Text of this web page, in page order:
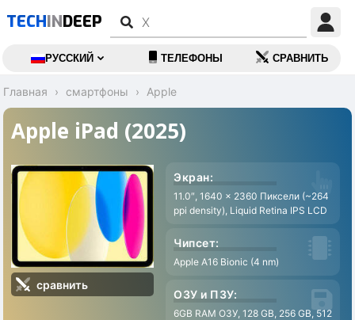
TECHINDEEP
РУССКИЙ ТЕЛЕФОНЫ СРАВНИТЬ
Главная смартфоны Apple
Apple iPad (2025)
сравнить
Экран:
11.0″, 1640 x 2360 Пиксели (~264
ppi density), Liquid Retina IPS LCD
Чипсет:
Apple A16 Bionic (4 nm)
ОЗУ и ПЗУ:
6GB RAM ОЗУ, 128 GB, 256 GB, 512